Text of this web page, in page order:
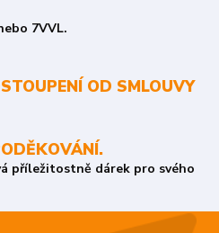
7VVL.
OD SMLOUVY
příležitostně dárek pro svého